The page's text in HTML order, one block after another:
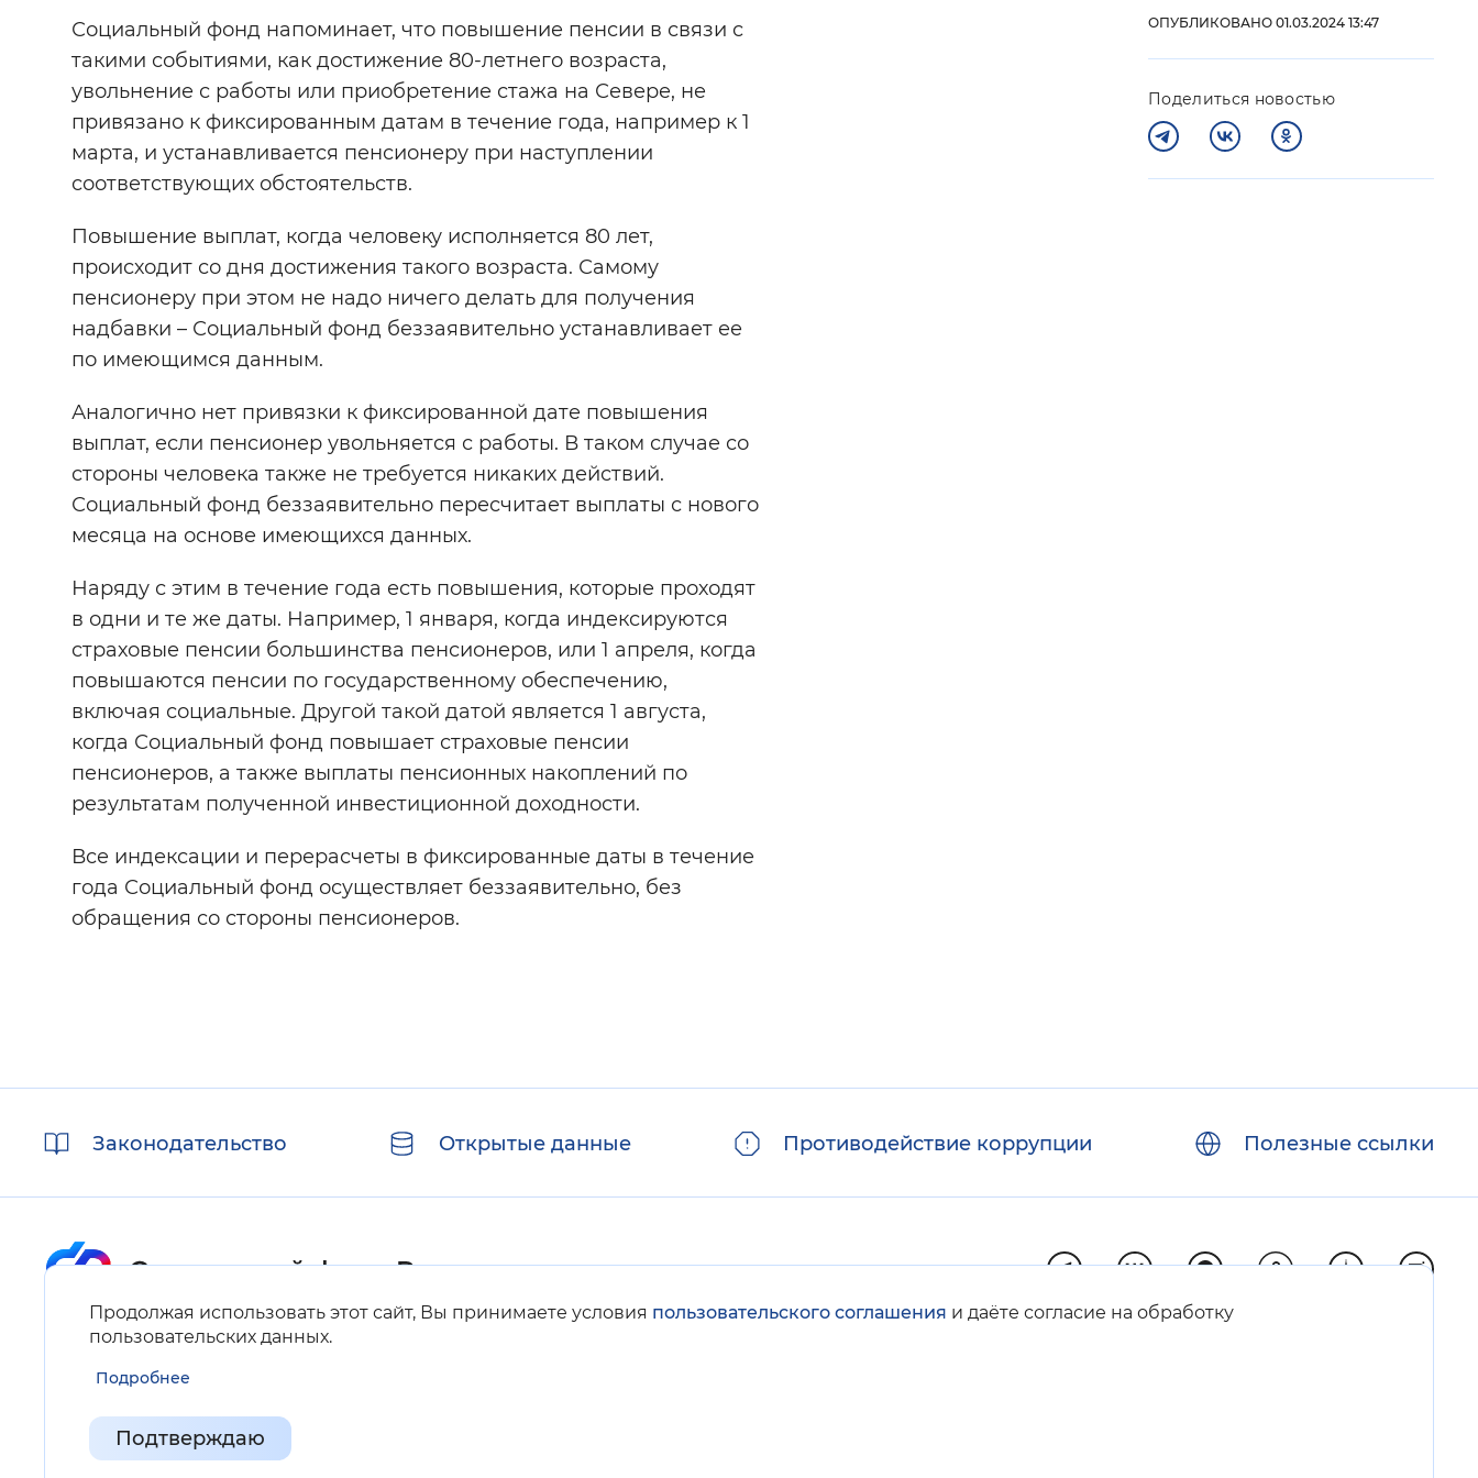
Цвет сайта: Монохромный Инверсивный монохромный
Изображения: Включены Выключены
Вернуть стандартные настройки
Социальный фонд напоминает, что повышение пенсии в связи с
такими событиями, как достижение 80-летнего возраста,
увольнение с работы или приобретение стажа на Севере, не
привязано к фиксированным датам в течение года, например к 1
марта, и устанавливается пенсионеру при наступлении
соответствующих обстоятельств.
Повышение выплат, когда человеку исполняется 80 лет,
происходит со дня достижения такого возраста. Самому
пенсионеру при этом не надо ничего делать для получения
надбавки – Социальный фонд беззаявительно устанавливает ее
по имеющимся данным.
Аналогично нет привязки к фиксированной дате повышения
выплат, если пенсионер увольняется с работы. В таком случае со
стороны человека также не требуется никаких действий.
Социальный фонд беззаявительно пересчитает выплаты с нового
месяца на основе имеющихся данных.
Наряду с этим в течение года есть повышения, которые проходят
в одни и те же даты. Например, 1 января, когда индексируются
страховые пенсии большинства пенсионеров, или 1 апреля, когда
повышаются пенсии по государственному обеспечению,
включая социальные. Другой такой датой является 1 августа,
когда Социальный фонд повышает страховые пенсии
пенсионеров, а также выплаты пенсионных накоплений по
результатам полученной инвестиционной доходности.
Все индексации и перерасчеты в фиксированные даты в течение
года Социальный фонд осуществляет беззаявительно, без
обращения со стороны пенсионеров.
ОПУБЛИКОВАНО 01.03.2024 13:47
Поделиться новостью
Продолжая использовать этот сайт, Вы принимаете условия пользовательского соглашения и даёте согласие на обработку
пользовательских данных.
Подробнее
Подтверждаю
ссылкиЗаконодательство Открытые данные Противодействие коррупции Полезные ссылки
Карта сайта
Нашли ошибку на сайте?